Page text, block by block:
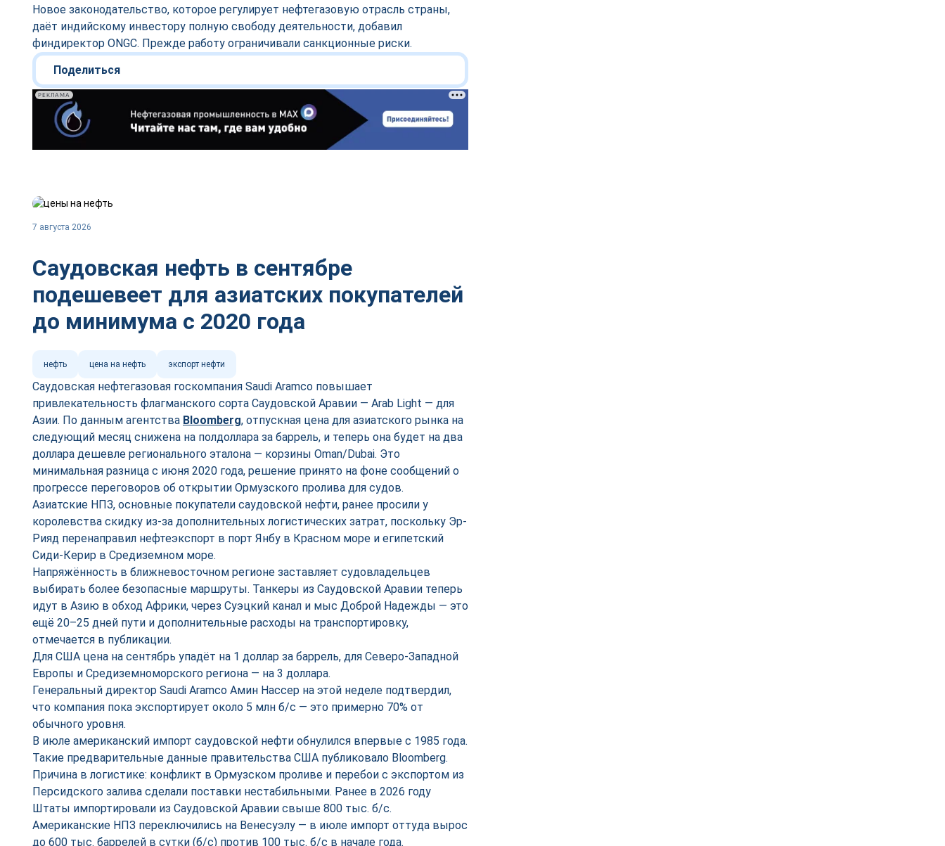
Новое законодательство, которое регулирует нефтегазовую отрасль страны,
даёт индийскому инвестору полную свободу деятельности, добавил
финдиректор ONGC. Прежде работу ограничивали санкционные риски.
Поделиться
РЕКЛАМА
7 августа 2026
Саудовская нефть в сентябре
подешевеет для азиатских покупателей
до минимума с 2020 года
нефть цена на нефть экспорт нефти
Саудовская нефтегазовая госкомпания Saudi Aramco повышает
привлекательность флагманского сорта Саудовской Аравии — Arab Light — для
Азии. По данным агентства Bloomberg, отпускная цена для азиатского рынка на
следующий месяц снижена на полдоллара за баррель, и теперь она будет на два
доллара дешевле регионального эталона — корзины Oman/Dubai. Это
минимальная разница с июня 2020 года, решение принято на фоне сообщений о
прогрессе переговоров об открытии Ормузского пролива для судов.
Азиатские НПЗ, основные покупатели саудовской нефти, ранее просили у
королевства скидку из-за дополнительных логистических затрат, поскольку Эр-
Рияд перенаправил нефтеэкспорт в порт Янбу в Красном море и египетский
Сиди-Керир в Средиземном море.
Напряжённость в ближневосточном регионе заставляет судовладельцев
выбирать более безопасные маршруты. Танкеры из Саудовской Аравии теперь
идут в Азию в обход Африки, через Суэцкий канал и мыс Доброй Надежды — это
ещё 20–25 дней пути и дополнительные расходы на транспортировку,
отмечается в публикации.
Для США цена на сентябрь упадёт на 1 доллар за баррель, для Северо-Западной
Европы и Средиземноморского региона — на 3 доллара.
Генеральный директор Saudi Aramco Амин Нассер на этой неделе подтвердил,
что компания пока экспортирует около 5 млн б/с — это примерно 70% от
обычного уровня.
В июле американский импорт саудовской нефти обнулился впервые с 1985 года.
Такие предварительные данные правительства США публиковало Bloomberg.
Причина в логистике: конфликт в Ормузском проливе и перебои с экспортом из
Персидского залива сделали поставки нестабильными. Ранее в 2026 году
Штаты импортировали из Саудовской Аравии свыше 800 тыс. б/с.
Американские НПЗ переключились на Венесуэлу — в июле импорт оттуда вырос
до 600 тыс. баррелей в сутки (б/с) против 100 тыс. б/с в начале года.